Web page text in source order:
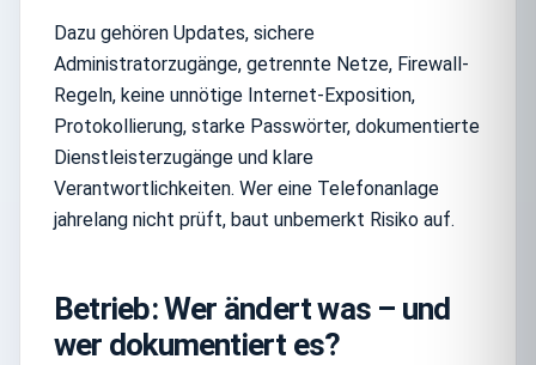
Dazu gehören Updates, sichere
Administratorzugänge, getrennte Netze, Firewall-
Regeln, keine unnötige Internet-Exposition,
Protokollierung, starke Passwörter, dokumentierte
Dienstleisterzugänge und klare
Verantwortlichkeiten. Wer eine Telefonanlage
jahrelang nicht prüft, baut unbemerkt Risiko auf.
Betrieb: Wer ändert was – und
wer dokumentiert es?